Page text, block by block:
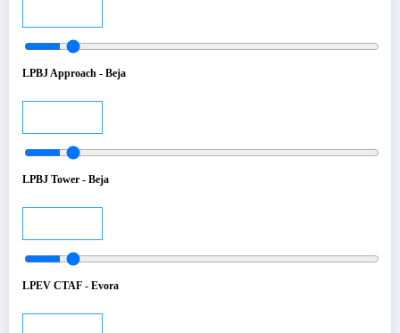
LPBJ Approach - Beja
LPBJ Tower - Beja
LPEV CTAF - Evora